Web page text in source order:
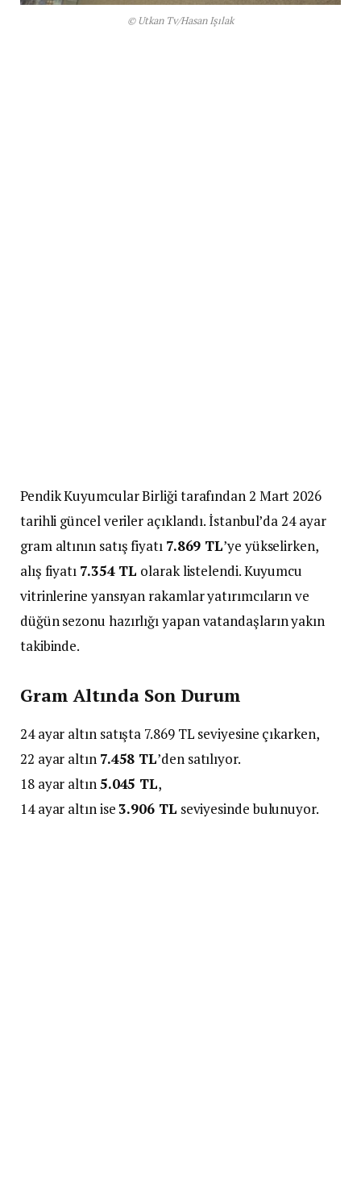
© Utkan Tv/Hasan Işılak
Pendik Kuyumcular Birliği tarafından 2 Mart 2026
tarihli güncel veriler açıklandı. İstanbul’da 24 ayar
gram altının satış fiyatı 7.869 TL’ye yükselirken,
alış fiyatı 7.354 TL olarak listelendi. Kuyumcu
vitrinlerine yansıyan rakamlar yatırımcıların ve
düğün sezonu hazırlığı yapan vatandaşların yakın
takibinde.
Gram Altında Son Durum
24 ayar altın satışta 7.869 TL seviyesine çıkarken,
22 ayar altın 7.458 TL’den satılıyor.
18 ayar altın5.045 TL,
14 ayar altın ise3.906 TL seviyesinde bulunuyor.